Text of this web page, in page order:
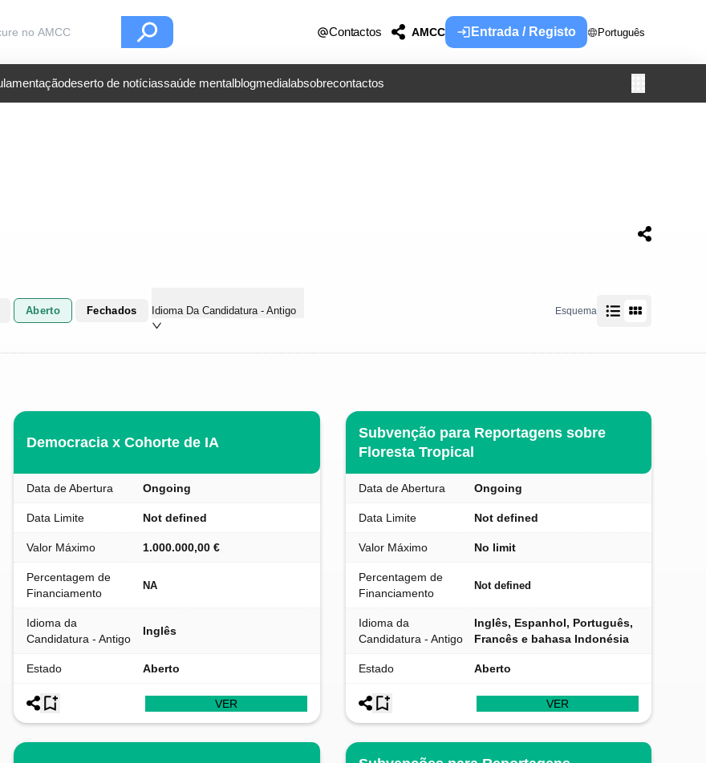
Contactos AMCC Entrada / Registo Português
deserto de notíciassaúde mentalblogmedialabsobrecontactos
Aberto Fechados Idioma Da Candidatura - Antigo Esquema
Democracia x Cohorte de IA
Data de Abertura Ongoing
Data Limite Not defined
Valor Máximo 1.000.000,00 €
Percentagem de
Financiamento
NA
Idioma da
Candidatura - Antigo
Inglês
Estado Aberto
VER
Subvenção para Reportagens sobre
Floresta Tropical
Data de Abertura Ongoing
Data Limite Not defined
Valor Máximo No limit
Percentagem de
Financiamento
Not defined
Idioma da
Candidatura - Antigo
Inglês, Espanhol, Português,
Francês e bahasa Indonésia
Estado Aberto
VER